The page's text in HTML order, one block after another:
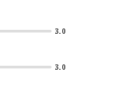
3.0
3.0